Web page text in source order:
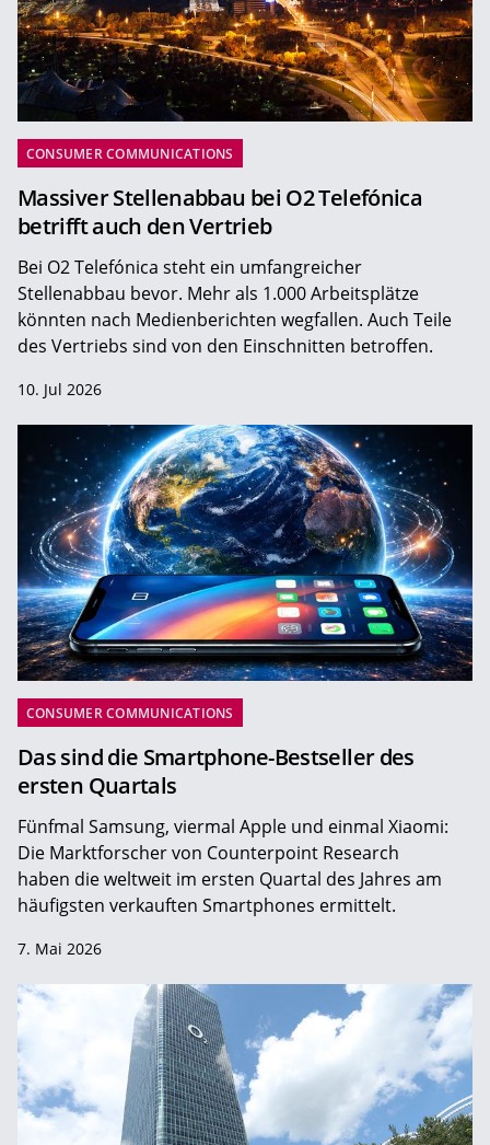
CONSUMER COMMUNICATIONS
Massiver Stellenabbau bei O2 Telefónica
betrifft auch den Vertrieb
Bei O2 Telefónica steht ein umfangreicher
Stellenabbau bevor. Mehr als 1.000 Arbeitsplätze
könnten nach Medienberichten wegfallen. Auch Teile
des Vertriebs sind von den Einschnitten betroffen.
10. Jul 2026
CONSUMER COMMUNICATIONS
Das sind die Smartphone-Bestseller des
ersten Quartals
Fünfmal Samsung, viermal Apple und einmal Xiaomi:
Die Marktforscher von Counterpoint Research
haben die weltweit im ersten Quartal des Jahres am
häufigsten verkauften Smartphones ermittelt.
7. Mai 2026